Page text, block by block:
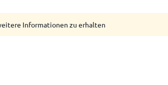
Informationen zu erhalten